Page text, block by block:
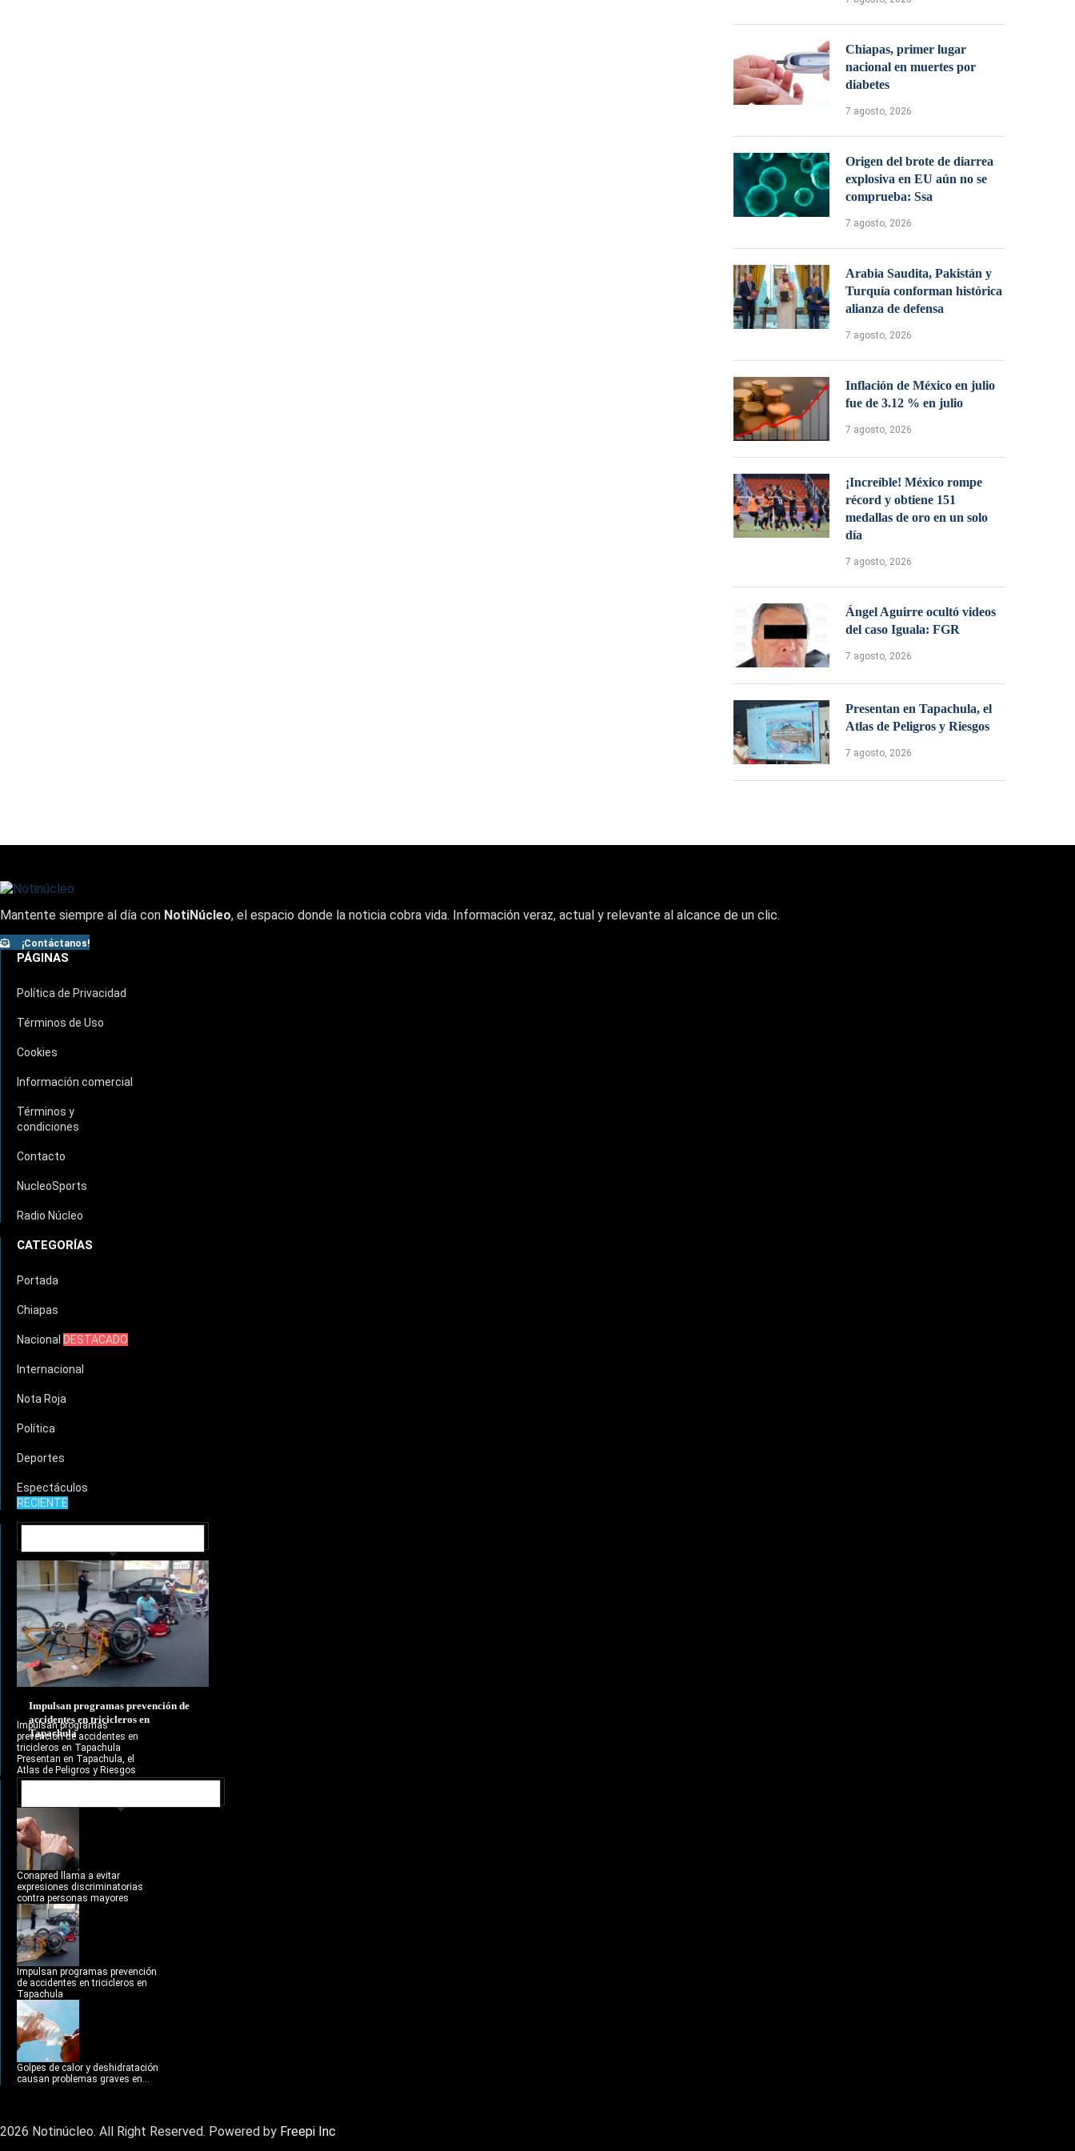
Chiapas, primer lugar
nacional en muertes por
diabetes
7 agosto, 2026
Origen del brote de diarrea
explosiva en EU aún no se
comprueba: Ssa
7 agosto, 2026
Arabia Saudita, Pakistán y
Turquía conforman histórica
alianza de defensa
7 agosto, 2026
Inflación de México en julio
fue de 3.12 % en julio
7 agosto, 2026
¡Increíble! México rompe
récord y obtiene 151
medallas de oro en un solo
día
7 agosto, 2026
Ángel Aguirre ocultó videos
del caso Iguala: FGR
7 agosto, 2026
Presentan en Tapachula, el
Atlas de Peligros y Riesgos
7 agosto, 2026
Mantente siempre al día con NotiNúcleo, el espacio donde la noticia cobra vida. Información veraz, actual y relevante al alcance de un clic.
¡Contáctanos!
PÁGINAS
Política de Privacidad
Términos de Uso
Cookies
Información comercial
Términos y
condiciones
Contacto
NucleoSports
Radio Núcleo
CATEGORÍAS
Portada
Chiapas
Nacional DESTACADO
Internacional
Nota Roja
Política
Deportes
Espectáculos
RECIENTE
Impulsan programas prevención de
accidentes en tricicleros en
Tapachula
Impulsan programas
prevención de accidentes en
tricicleros en Tapachula
Presentan en Tapachula, el
Atlas de Peligros y Riesgos
Conapred llama a evitar
expresiones discriminatorias
contra personas mayores
Impulsan programas prevención
de accidentes en tricicleros en
Tapachula
Golpes de calor y deshidratación
causan problemas graves en...
2026 Notinúcleo. All Right Reserved. Powered by Freepi Inc